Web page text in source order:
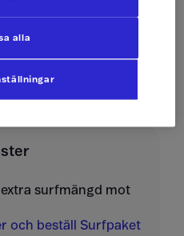
10 kr/st
10 kr/st
surfmängd mot
och beställ Surfpaket
alla